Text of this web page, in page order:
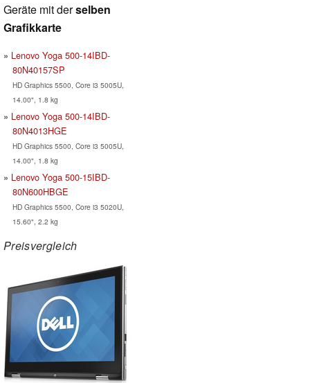
Geräte mit derselben
Grafikkarte
Lenovo Yoga 500-14IBD-
80N40157SP
HD Graphics 5500, Core i3 5005U,
14.00", 1.8 kg
Lenovo Yoga 500-14IBD-
80N4013HGE
HD Graphics 5500, Core i3 5005U,
14.00", 1.8 kg
Lenovo Yoga 500-15IBD-
80N600HBGE
HD Graphics 5500, Core i3 5020U,
15.60", 2.2 kg
Preisvergleich